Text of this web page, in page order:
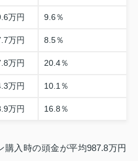
万円 9.6％
万円 8.5％
万円 20.4％
万円 10.1％
万円 16.8％
購入時の頭金が平均987.8万円